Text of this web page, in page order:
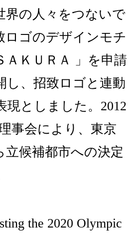
界の人々をつないで
ロゴのデザインモチ
ＡＫＵＲＡ 」を申請
し、招致ロゴと連動
現としました。2012
事会により、東京
立候補都市への決定
the 2020 Olympic